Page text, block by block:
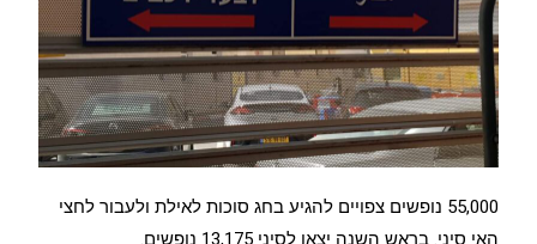
55,000 נופשים צפויים להגיע בחג סוכות לאילת ולעבור לחצי
האי סיני. בראש השנה יצאו לסיני 13,175 נופשים.